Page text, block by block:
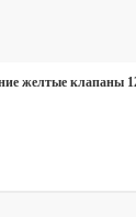
Очки защитные Закрытые синие желтые